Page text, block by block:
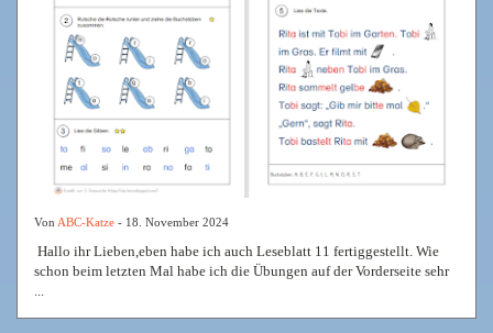
Von ABC-Katze - 18. November 2024
Hallo ihr Lieben,eben habe ich auch Leseblatt 11 fertiggestellt. Wie
schon beim letzten Mal habe ich die Übungen auf der Vorderseite sehr